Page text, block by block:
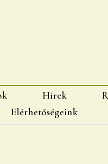
Hírek
Elérhetőségeink